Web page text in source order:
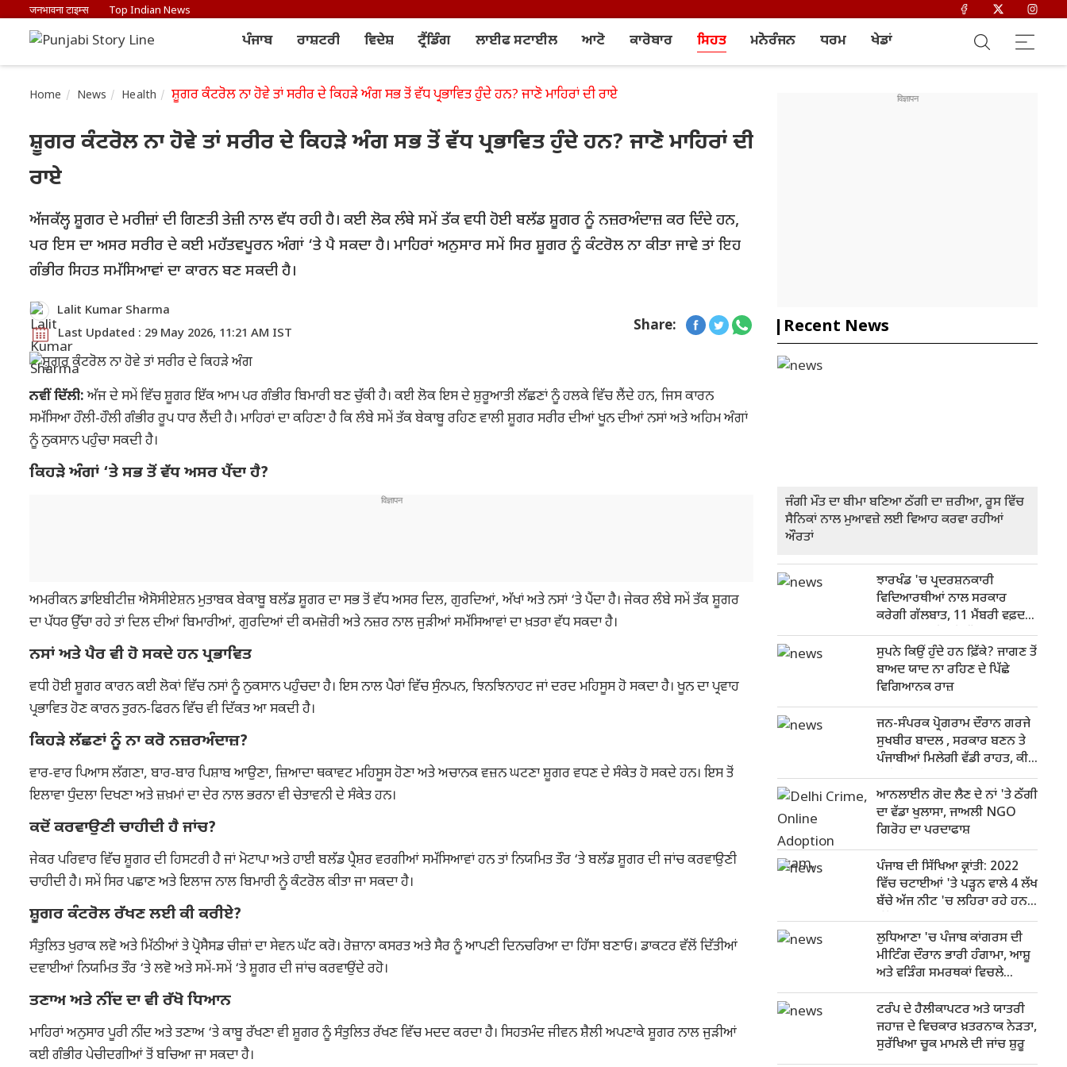
जनभावना टाइम्स Top Indian News
ਪੰਜਾਬ ਰਾਸ਼ਟਰੀ ਵਿਦੇਸ਼ ਟ੍ਰੈਂਡਿੰਗ ਲਾਈਫ ਸਟਾਈਲ ਆਟੋ ਕਾਰੋਬਾਰ ਸਿਹਤ ਮਨੋਰੰਜਨ ਧਰਮ ਖੇਡਾਂ
Home News Health ਸ਼ੂਗਰ ਕੰਟਰੋਲ ਨਾ ਹੋਵੇ ਤਾਂ ਸਰੀਰ ਦੇ ਕਿਹੜੇ ਅੰਗ ਸਭ ਤੋਂ ਵੱਧ ਪ੍ਰਭਾਵਿਤ ਹੁੰਦੇ ਹਨ? ਜਾਣੋ ਮਾਹਿਰਾਂ ਦੀ ਰਾਏ
ਸ਼ੂਗਰ ਕੰਟਰੋਲ ਨਾ ਹੋਵੇ ਤਾਂ ਸਰੀਰ ਦੇ ਕਿਹੜੇ ਅੰਗ ਸਭ ਤੋਂ ਵੱਧ ਪ੍ਰਭਾਵਿਤ ਹੁੰਦੇ ਹਨ? ਜਾਣੋ ਮਾਹਿਰਾਂ ਦੀ
ਰਾਏ
ਅੱਜਕੱਲ੍ਹ ਸ਼ੂਗਰ ਦੇ ਮਰੀਜ਼ਾਂ ਦੀ ਗਿਣਤੀ ਤੇਜ਼ੀ ਨਾਲ ਵੱਧ ਰਹੀ ਹੈ। ਕਈ ਲੋਕ ਲੰਬੇ ਸਮੇਂ ਤੱਕ ਵਧੀ ਹੋਈ ਬਲੱਡ ਸ਼ੂਗਰ ਨੂੰ ਨਜ਼ਰਅੰਦਾਜ਼ ਕਰ ਦਿੰਦੇ ਹਨ,
ਪਰ ਇਸ ਦਾ ਅਸਰ ਸਰੀਰ ਦੇ ਕਈ ਮਹੱਤਵਪੂਰਨ ਅੰਗਾਂ ‘ਤੇ ਪੈ ਸਕਦਾ ਹੈ। ਮਾਹਿਰਾਂ ਅਨੁਸਾਰ ਸਮੇਂ ਸਿਰ ਸ਼ੂਗਰ ਨੂੰ ਕੰਟਰੋਲ ਨਾ ਕੀਤਾ ਜਾਵੇ ਤਾਂ ਇਹ
ਗੰਭੀਰ ਸਿਹਤ ਸਮੱਸਿਆਵਾਂ ਦਾ ਕਾਰਨ ਬਣ ਸਕਦੀ ਹੈ।
Lalit Kumar Sharma
Last Updated : 29 May 2026, 11:21 AM IST
Share:
ਨਵੀਂ ਦਿੱਲੀ:ਅੱਜ ਦੇ ਸਮੇਂ ਵਿੱਚ ਸ਼ੂਗਰ ਇੱਕ ਆਮ ਪਰ ਗੰਭੀਰ ਬਿਮਾਰੀ ਬਣ ਚੁੱਕੀ ਹੈ। ਕਈ ਲੋਕ ਇਸ ਦੇ ਸ਼ੁਰੂਆਤੀ ਲੱਛਣਾਂ ਨੂੰ ਹਲਕੇ ਵਿੱਚ ਲੈਂਦੇ ਹਨ, ਜਿਸ ਕਾਰਨ
ਸਮੱਸਿਆ ਹੌਲੀ-ਹੌਲੀ ਗੰਭੀਰ ਰੂਪ ਧਾਰ ਲੈਂਦੀ ਹੈ। ਮਾਹਿਰਾਂ ਦਾ ਕਹਿਣਾ ਹੈ ਕਿ ਲੰਬੇ ਸਮੇਂ ਤੱਕ ਬੇਕਾਬੂ ਰਹਿਣ ਵਾਲੀ ਸ਼ੂਗਰ ਸਰੀਰ ਦੀਆਂ ਖੂਨ ਦੀਆਂ ਨਸਾਂ ਅਤੇ ਅਹਿਮ ਅੰਗਾਂ
ਨੂੰ ਨੁਕਸਾਨ ਪਹੁੰਚਾ ਸਕਦੀ ਹੈ।
ਕਿਹੜੇ ਅੰਗਾਂ ‘ਤੇ ਸਭ ਤੋਂ ਵੱਧ ਅਸਰ ਪੈਂਦਾ ਹੈ?
ਅਮਰੀਕਨ ਡਾਇਬੀਟੀਜ਼ ਐਸੋਸੀਏਸ਼ਨ ਮੁਤਾਬਕ ਬੇਕਾਬੂ ਬਲੱਡ ਸ਼ੂਗਰ ਦਾ ਸਭ ਤੋਂ ਵੱਧ ਅਸਰ ਦਿਲ, ਗੁਰਦਿਆਂ, ਅੱਖਾਂ ਅਤੇ ਨਸਾਂ ‘ਤੇ ਪੈਂਦਾ ਹੈ। ਜੇਕਰ ਲੰਬੇ ਸਮੇਂ ਤੱਕ ਸ਼ੂਗਰ
ਦਾ ਪੱਧਰ ਉੱਚਾ ਰਹੇ ਤਾਂ ਦਿਲ ਦੀਆਂ ਬਿਮਾਰੀਆਂ, ਗੁਰਦਿਆਂ ਦੀ ਕਮਜ਼ੋਰੀ ਅਤੇ ਨਜ਼ਰ ਨਾਲ ਜੁੜੀਆਂ ਸਮੱਸਿਆਵਾਂ ਦਾ ਖ਼ਤਰਾ ਵੱਧ ਸਕਦਾ ਹੈ।
ਨਸਾਂ ਅਤੇ ਪੈਰ ਵੀ ਹੋ ਸਕਦੇ ਹਨ ਪ੍ਰਭਾਵਿਤ
ਵਧੀ ਹੋਈ ਸ਼ੂਗਰ ਕਾਰਨ ਕਈ ਲੋਕਾਂ ਵਿੱਚ ਨਸਾਂ ਨੂੰ ਨੁਕਸਾਨ ਪਹੁੰਚਦਾ ਹੈ। ਇਸ ਨਾਲ ਪੈਰਾਂ ਵਿੱਚ ਸੁੰਨਪਨ, ਝਿਨਝਿਨਾਹਟ ਜਾਂ ਦਰਦ ਮਹਿਸੂਸ ਹੋ ਸਕਦਾ ਹੈ। ਖੂਨ ਦਾ ਪ੍ਰਵਾਹ
ਪ੍ਰਭਾਵਿਤ ਹੋਣ ਕਾਰਨ ਤੁਰਨ-ਫਿਰਨ ਵਿੱਚ ਵੀ ਦਿੱਕਤ ਆ ਸਕਦੀ ਹੈ।
ਕਿਹੜੇ ਲੱਛਣਾਂ ਨੂੰ ਨਾ ਕਰੋ ਨਜ਼ਰਅੰਦਾਜ਼?
ਵਾਰ-ਵਾਰ ਪਿਆਸ ਲੱਗਣਾ, ਬਾਰ-ਬਾਰ ਪਿਸ਼ਾਬ ਆਉਣਾ, ਜ਼ਿਆਦਾ ਥਕਾਵਟ ਮਹਿਸੂਸ ਹੋਣਾ ਅਤੇ ਅਚਾਨਕ ਵਜ਼ਨ ਘਟਣਾ ਸ਼ੂਗਰ ਵਧਣ ਦੇ ਸੰਕੇਤ ਹੋ ਸਕਦੇ ਹਨ। ਇਸ ਤੋਂ
ਇਲਾਵਾ ਧੁੰਦਲਾ ਦਿਖਣਾ ਅਤੇ ਜ਼ਖ਼ਮਾਂ ਦਾ ਦੇਰ ਨਾਲ ਭਰਨਾ ਵੀ ਚੇਤਾਵਨੀ ਦੇ ਸੰਕੇਤ ਹਨ।
ਕਦੋਂ ਕਰਵਾਉਣੀ ਚਾਹੀਦੀ ਹੈ ਜਾਂਚ?
ਜੇਕਰ ਪਰਿਵਾਰ ਵਿੱਚ ਸ਼ੂਗਰ ਦੀ ਹਿਸਟਰੀ ਹੈ ਜਾਂ ਮੋਟਾਪਾ ਅਤੇ ਹਾਈ ਬਲੱਡ ਪ੍ਰੈਸ਼ਰ ਵਰਗੀਆਂ ਸਮੱਸਿਆਵਾਂ ਹਨ ਤਾਂ ਨਿਯਮਿਤ ਤੌਰ ‘ਤੇ ਬਲੱਡ ਸ਼ੂਗਰ ਦੀ ਜਾਂਚ ਕਰਵਾਉਣੀ
ਚਾਹੀਦੀ ਹੈ। ਸਮੇਂ ਸਿਰ ਪਛਾਣ ਅਤੇ ਇਲਾਜ ਨਾਲ ਬਿਮਾਰੀ ਨੂੰ ਕੰਟਰੋਲ ਕੀਤਾ ਜਾ ਸਕਦਾ ਹੈ।
ਸ਼ੂਗਰ ਕੰਟਰੋਲ ਰੱਖਣ ਲਈ ਕੀ ਕਰੀਏ?
ਸੰਤੁਲਿਤ ਖੁਰਾਕ ਲਵੋ ਅਤੇ ਮਿੱਠੀਆਂ ਤੇ ਪ੍ਰੋਸੈਸਡ ਚੀਜ਼ਾਂ ਦਾ ਸੇਵਨ ਘੱਟ ਕਰੋ। ਰੋਜ਼ਾਨਾ ਕਸਰਤ ਅਤੇ ਸੈਰ ਨੂੰ ਆਪਣੀ ਦਿਨਚਰਿਆ ਦਾ ਹਿੱਸਾ ਬਣਾਓ। ਡਾਕਟਰ ਵੱਲੋਂ ਦਿੱਤੀਆਂ
ਦਵਾਈਆਂ ਨਿਯਮਿਤ ਤੌਰ ‘ਤੇ ਲਵੋ ਅਤੇ ਸਮੇਂ-ਸਮੇਂ ‘ਤੇ ਸ਼ੂਗਰ ਦੀ ਜਾਂਚ ਕਰਵਾਉਂਦੇ ਰਹੋ।
ਤਣਾਅ ਅਤੇ ਨੀਂਦ ਦਾ ਵੀ ਰੱਖੋ ਧਿਆਨ
ਮਾਹਿਰਾਂ ਅਨੁਸਾਰ ਪੂਰੀ ਨੀਂਦ ਅਤੇ ਤਣਾਅ ‘ਤੇ ਕਾਬੂ ਰੱਖਣਾ ਵੀ ਸ਼ੂਗਰ ਨੂੰ ਸੰਤੁਲਿਤ ਰੱਖਣ ਵਿੱਚ ਮਦਦ ਕਰਦਾ ਹੈ। ਸਿਹਤਮੰਦ ਜੀਵਨ ਸ਼ੈਲੀ ਅਪਣਾਕੇ ਸ਼ੂਗਰ ਨਾਲ ਜੁੜੀਆਂ
ਕਈ ਗੰਭੀਰ ਪੇਚੀਦਗੀਆਂ ਤੋਂ ਬਚਿਆ ਜਾ ਸਕਦਾ ਹੈ।
Recent News
ਜੰਗੀ ਮੌਤ ਦਾ ਬੀਮਾ ਬਣਿਆ ਠੱਗੀ ਦਾ ਜ਼ਰੀਆ, ਰੂਸ ਵਿੱਚ
ਸੈਨਿਕਾਂ ਨਾਲ ਮੁਆਵਜ਼ੇ ਲਈ ਵਿਆਹ ਕਰਵਾ ਰਹੀਆਂ
ਔਰਤਾਂ
ਝਾਰਖੰਡ 'ਚ ਪ੍ਰਦਰਸ਼ਨਕਾਰੀ
ਵਿਦਿਆਰਥੀਆਂ ਨਾਲ ਸਰਕਾਰ
ਕਰੇਗੀ ਗੱਲਬਾਤ, 11 ਮੈਂਬਰੀ ਵਫ਼ਦ
'ਚ ਸ਼ਾਮਲ ਵਕੀਲ ਤੇ ਪੱਤਰਕਾਰ
ਸੁਪਨੇ ਕਿਉਂ ਹੁੰਦੇ ਹਨ ਫ਼ਿੱਕੇ? ਜਾਗਣ ਤੋਂ
ਬਾਅਦ ਯਾਦ ਨਾ ਰਹਿਣ ਦੇ ਪਿੱਛੇ
ਵਿਗਿਆਨਕ ਰਾਜ਼
ਜਨ-ਸੰਪਰਕ ਪ੍ਰੋਗਰਾਮ ਦੌਰਾਨ ਗਰਜੇ
ਸੁਖਬੀਰ ਬਾਦਲ , ਸਰਕਾਰ ਬਣਨ ਤੇ
ਪੰਜਾਬੀਆਂ ਮਿਲੇਗੀ ਵੱਡੀ ਰਾਹਤ, ਕੀਤੇ
ਕਈ ਵਾਅਦੇ
ਆਨਲਾਈਨ ਗੋਦ ਲੈਣ ਦੇ ਨਾਂ 'ਤੇ ਠੱਗੀ
ਦਾ ਵੱਡਾ ਖੁਲਾਸਾ, ਜਾਅਲੀ NGO
ਗਿਰੋਹ ਦਾ ਪਰਦਾਫਾਸ਼
ਪੰਜਾਬ ਦੀ ਸਿੱਖਿਆ ਕ੍ਰਾਂਤੀ: 2022
ਵਿੱਚ ਚਟਾਈਆਂ 'ਤੇ ਪੜ੍ਹਨ ਵਾਲੇ 4 ਲੱਖ
ਬੱਚੇ ਅੱਜ ਨੀਟ 'ਚ ਲਹਿਰਾ ਰਹੇ ਹਨ
ਝੰਡੇ
ਲੁਧਿਆਣਾ 'ਚ ਪੰਜਾਬ ਕਾਂਗਰਸ ਦੀ
ਮੀਟਿੰਗ ਦੌਰਾਨ ਭਾਰੀ ਹੰਗਾਮਾ, ਆਸ਼ੂ
ਅਤੇ ਵੜਿੰਗ ਸਮਰਥਕਾਂ ਵਿਚਲੇ
ਤਕਰਾਰ
ਟਰੰਪ ਦੇ ਹੈਲੀਕਾਪਟਰ ਅਤੇ ਯਾਤਰੀ
ਜਹਾਜ਼ ਦੇ ਵਿਚਕਾਰ ਖ਼ਤਰਨਾਕ ਨੇੜਤਾ,
ਸੁਰੱਖਿਆ ਚੂਕ ਮਾਮਲੇ ਦੀ ਜਾਂਚ ਸ਼ੁਰੂ